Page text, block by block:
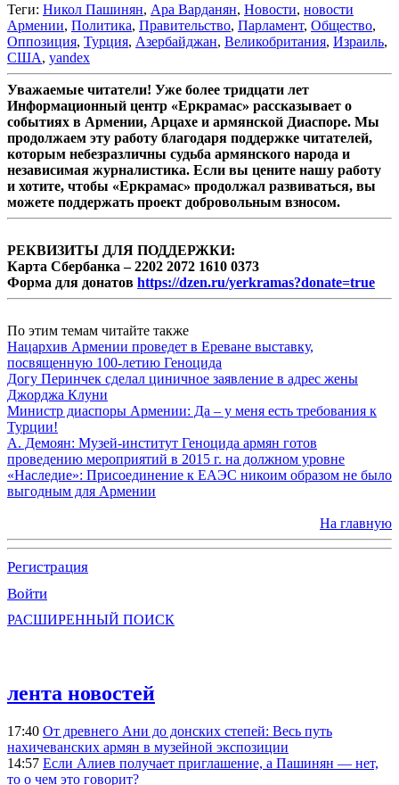
Теги: Никол Пашинян, Ара Варданян, Новости, новости
Армении, Политика, Правительство, Парламент, Общество,
Оппозиция, Турция, Азербайджан, Великобритания, Израиль,
США, yandex
Уважаемые читатели! Уже более тридцати лет
Информационный центр «Еркрамас» рассказывает о
событиях в Армении, Арцахе и армянской Диаспоре. Мы
продолжаем эту работу благодаря поддержке читателей,
которым небезразличны судьба армянского народа и
независимая журналистика. Если вы цените нашу работу
и хотите, чтобы «Еркрамас» продолжал развиваться, вы
можете поддержать проект добровольным взносом.
РЕКВИЗИТЫ ДЛЯ ПОДДЕРЖКИ:
Карта Сбербанка – 2202 2072 1610 0373
Форма для донатов https://dzen.ru/yerkramas?donate=true
По этим темам читайте также
Нацархив Армении проведет в Ереване выставку,
посвященную 100-летию Геноцида
Догу Перинчек сделал циничное заявление в адрес жены
Джорджа Клуни
Министр диаспоры Армении: Да – у меня есть требования к
Турции!
А. Демоян: Музей-институт Геноцида армян готов
проведению мероприятий в 2015 г. на должном уровне
«Наследие»: Присоединение к ЕАЭС никоим образом не было
выгодным для Армении
На главную
Регистрация
Войти
РАСШИРЕННЫЙ ПОИСК
лента новостей
17:40 От древнего Ани до донских степей: Весь путь
нахичеванских армян в музейной экспозиции
14:57 Если Алиев получает приглашение, а Пашинян — нет,
то о чем это говорит?